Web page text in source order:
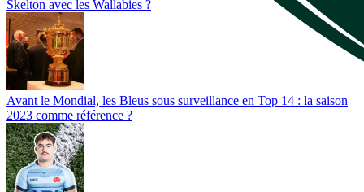
Skelton avec les Wallabies ?
Avant le Mondial, les Bleus sous surveillance en Top 14 : la saison
2023 comme référence ?